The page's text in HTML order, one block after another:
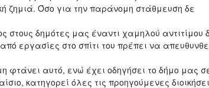
ζημιά. Όσο για την παράνομη στάθμευση δε
δημότες μας έναντι χαμηλού αντιτίμου
εργασίες στο σπίτι του πρέπει να
φτάνει αυτό, ενώ έχει οδηγήσει το δήμο μας
κατηγορεί όλες τις προηγούμενες